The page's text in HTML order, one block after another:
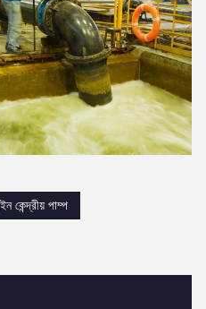
কেন্দ্রীয় পাম্প